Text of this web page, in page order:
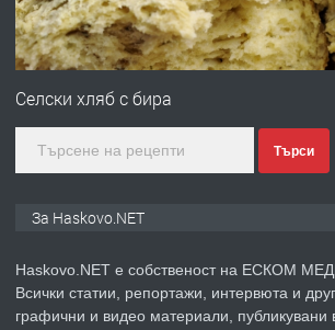
ПРЕДЛАГА
ПРОСТОРЕН
КУБА
Селски хляб с бира
Търси
За Haskovo.NET
Haskovo.NET е собственост на ЕСКОМ
Всички статии, репортажи, интервюта и
графични и видео материали, публикувани